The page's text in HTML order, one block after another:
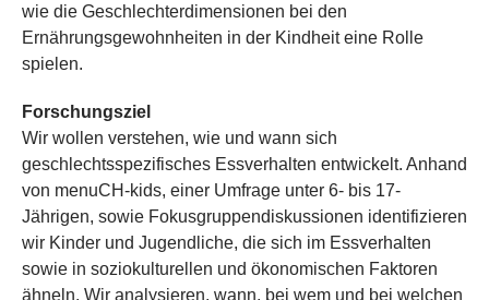
wie die Geschlechterdimensionen bei den
Ernährungsgewohnheiten in der Kindheit eine Rolle
spielen.
Forschungsziel
Wir wollen verstehen, wie und wann sich
geschlechtsspezifisches Essverhalten entwickelt. Anhand
von menuCH-kids, einer Umfrage unter 6- bis 17-
Jährigen, sowie Fokusgruppendiskussionen identifizieren
wir Kinder und Jugendliche, die sich im Essverhalten
sowie in soziokulturellen und ökonomischen Faktoren
ähneln. Wir analysieren, wann, bei wem und bei welchen